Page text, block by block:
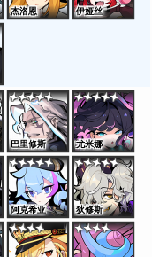
杰洛恩 伊娅丝
巴里修斯 尤米娜
阿克希亚 狄修斯